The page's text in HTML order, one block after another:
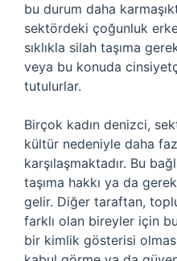
bu durum daha
sektördeki çoğunluk
sıklıkla silah taşıma
veya bu konuda
tutulurlar.
Birçok kadın denizci,
kültür nedeniyle daha
karşılaşmaktadır. Bu
taşıma hakkı ya da
gelir. Diğer taraftan,
farklı olan bireyler için
bir kimlik gösterisi